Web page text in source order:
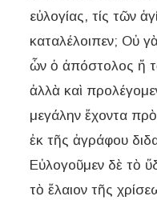
εὐλογίας, τίς τῶν
καταλέλοιπεν; Οὐ
ὧν ὁ ἀπόστολος ἤ
ἀλλὰ καὶ
μεγάλην ἔχοντα
ἐκ τῆς ἀγράφου
Εὐλογοῦμεν δὲ τὸ
τὸ ἔλαιον τῆς